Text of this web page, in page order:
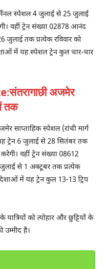
स्पेशल 4 जुलाई से 25 जुलाई
वहीं ट्रेन संख्या 02878 आनंद
जुलाई तक प्रत्येक रविवार को
में यह स्पेशल ट्रेन कुल चार-चार
अजमेर
तक
साप्ताहिक स्पेशल (रांची मार्ग
ट्रेन 6 जुलाई से 28 सितंबर तक
वहीं ट्रेन संख्या 08612
से 1 अक्टूबर तक प्रत्येक
में यह ट्रेन कुल 13-13 ट्रिप
को त्योहार और छुट्टियों के
उम्मीद है।